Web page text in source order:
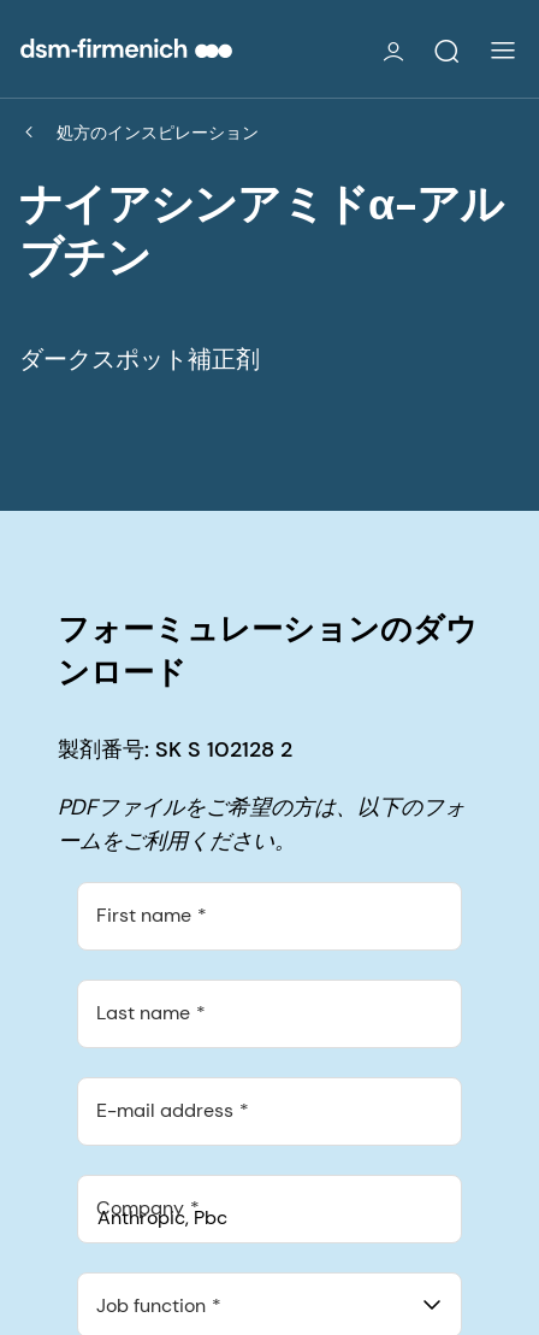
処方のインスピレーション
ナイアシンアミドα-アル
ブチン
ダークスポット補正剤
フォーミュレーションのダウ
ンロード
製剤番号: SK S 102128 2
PDFファイルをご希望の方は、以下のフォ
ームをご利用ください。
First name
Last name
E-mail address
Company
548 Market St Pmb 90375, San Francisco, California, US
Job function